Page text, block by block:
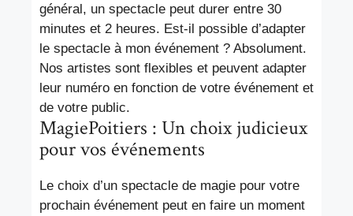
général, un spectacle peut durer entre 30
minutes et 2 heures. Est-il possible d’adapter
le spectacle à mon événement ? Absolument.
Nos artistes sont flexibles et peuvent adapter
leur numéro en fonction de votre événement et
de votre public.
MagiePoitiers : Un choix judicieux
pour vos événements
Le choix d’un spectacle de magie pour votre
prochain événement peut en faire un moment